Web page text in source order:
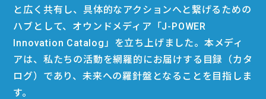
と広く共有し、具体的なアクションへと繋げるための
ハブとして、オウンドメディア「J-POWER
Innovation Catalog」を立ち上げました。本メディ
アは、私たちの活動を網羅的にお届けする目録（カタ
ログ）であり、未来への羅針盤となることを目指しま
す。